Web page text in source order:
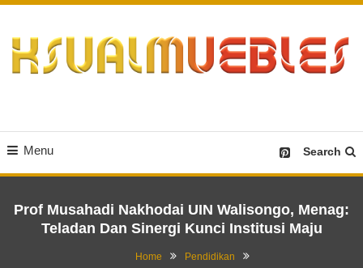
Content
Menu Search
Prof Musahadi Nakhodai UIN Walisongo, Menag:
Teladan Dan Sinergi Kunci Institusi Maju
Home
Pendidikan